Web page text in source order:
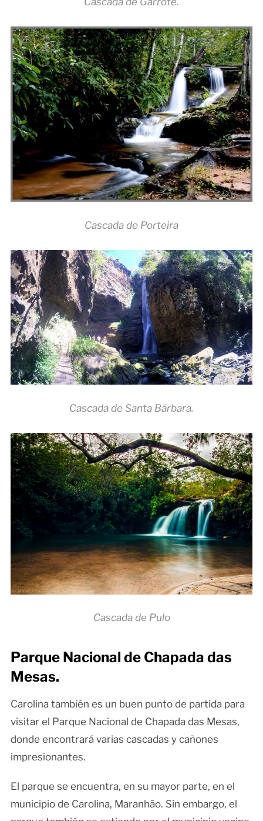
Cascada de Porteira
Cascada de Santa Bárbara.
Cascada de Pulo
Parque Nacional de Chapada das
Mesas.
Carolina también es un buen punto de partida para
visitar el Parque Nacional de Chapada das Mesas,
donde encontrará varias cascadas y cañones
impresionantes.
El parque se encuentra, en su mayor parte, en el
municipio de Carolina, Maranhão. Sin embargo, el